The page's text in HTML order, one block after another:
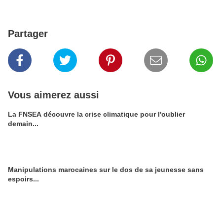
Partager
Vous aimerez aussi
La FNSEA découvre la crise climatique pour l'oublier
demain...
Manipulations marocaines sur le dos de sa jeunesse sans
espoirs...